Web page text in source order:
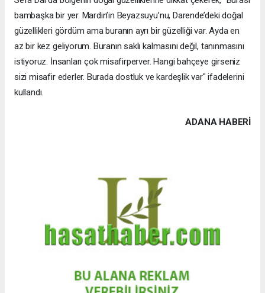
bambaşka bir yer. Mardin’in Beyazsuyu’nu, Darende’deki doğal
güzellikleri gördüm ama buranın ayrı bir güzelliği var. Ayda en
az bir kez geliyorum. Buranın saklı kalmasını değil, tanınmasını
istiyoruz. İnsanları çok misafirperver. Hangi bahçeye girseniz
sizi misafir ederler. Burada dostluk ve kardeşlik var" ifadelerini
kullandı.
ADANA HABERİ